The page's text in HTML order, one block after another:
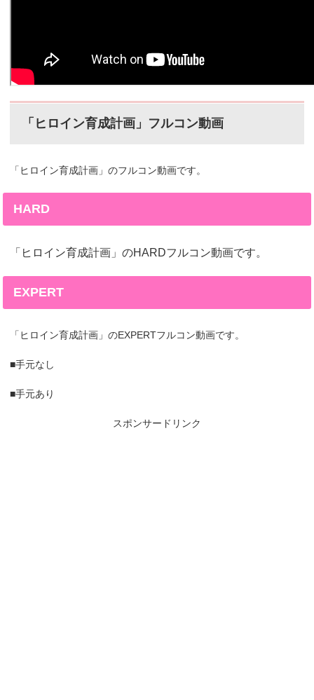
「ヒロイン育成計画」フルコン動画
「ヒロイン育成計画」のフルコン動画です。
HARD
「ヒロイン育成計画」のHARDフルコン動画です。
EXPERT
「ヒロイン育成計画」のEXPERTフルコン動画です。
■手元なし
■手元あり
スポンサードリンク